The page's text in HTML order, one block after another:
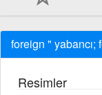
foreign " yabancı;
Resimler